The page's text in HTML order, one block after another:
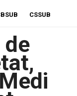
CSSUB